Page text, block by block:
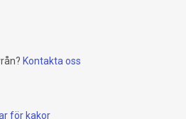
Kontakta oss
för kakor